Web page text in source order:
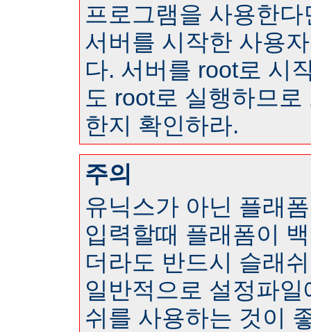
프로그램을 사용한
서버를 시작한 사용
다. 서버를 root로 시
도 root로 실행하므
한지 확인하라.
주의
유닉스가 아닌 플래
입력할때 플래폼이
더라도 반드시 슬래
일반적으로 설정파
쉬를 사용하는 것이